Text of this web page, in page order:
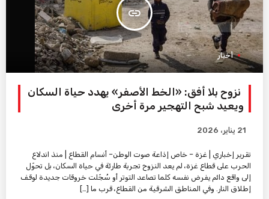
insert_link
أخبار
نزوح بلا أفق: «الخط الأصفر» يهدد حياة السكان
ويعيد شبح التهجير مرة أخرى
21 يناير، 2026
تقرير إخباري | غزة – خاص إذاعة صوت الوطن– أنسام القطاع | منذ اندلاع
الحرب على قطاع غزة، لم يعد النزوح تجربة طارئة في حياة السكان، بل تحوّل
إلى واقع دائم يفرض نفسه كلما تصاعد التوتر أو سُجّلت خروقات جديدة لوقف
إطلاق النار. وفي المناطق الشرقية من القطاع، قرب ما […]